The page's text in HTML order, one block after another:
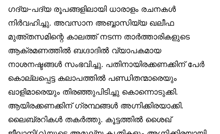
ഗദ്യ-പദ്യ രൂപങ്ങളിലായി ധാരാളം രചനകൾ
നിർവഹിച്ചു. അവസാന അബ്ബാസിയ്യ ഖലീഫ
മുഅ്തസമിന്റെ കാലത്ത് നടന്ന താർത്താരികളുടെ
ആക്രമണത്തിൽ ബഗ്ദാദിൽ വ്യാപകമായ
നാശനഷ്ടങ്ങൾ സംഭവിച്ചു. പതിനായിരക്കണക്കിന് പേർ
കൊല്ലപ്പെട്ട കലാപത്തിൽ പണ്ഡിതന്മാരെയും
ഖാളിമാരെയും തിരഞ്ഞുപിടിച്ചു കൊന്നൊടുക്കി.
ആയിരക്കണക്കിന് ഗ്രന്ഥങ്ങൾ അഗ്നിക്കിരയാക്കി.
ലൈബ്രറികൾ തകർത്തു. കൂട്ടത്തിൽ ശൈഖ്